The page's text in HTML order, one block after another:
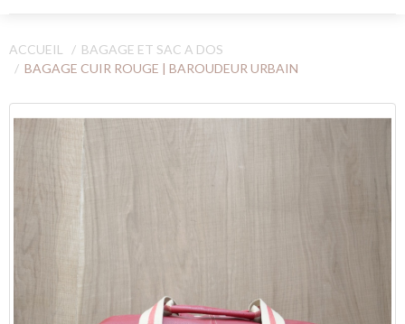
ACCUEIL
BAGAGE ET SAC A DOS
BAGAGE CUIR ROUGE | BAROUDEUR URBAIN